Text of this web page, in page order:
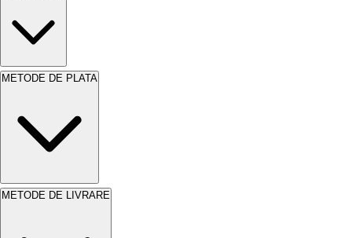
METODE DE PLATA
METODE DE LIVRARE